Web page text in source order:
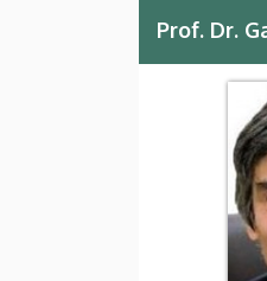
Prof. Dr.